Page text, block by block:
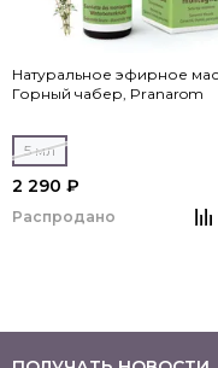
Натуральное эфирное
Горный чабер, Pranarom
5 мл
2 290 ₽
Распродано